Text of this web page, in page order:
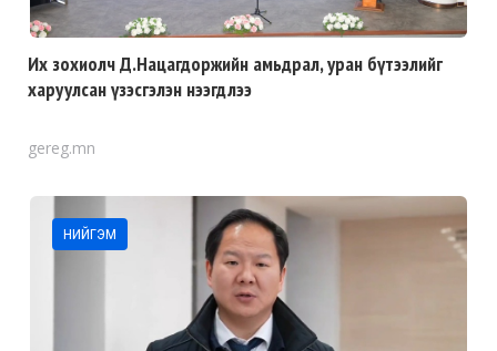
Их зохиолч Д.Нацагдоржийн амьдрал, уран бүтээлийг
харуулсан үзэсгэлэн нээгдлээ
gereg.mn
НИЙГЭМ